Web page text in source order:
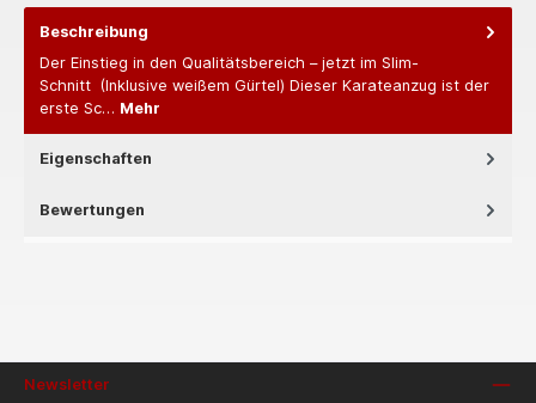
Beschreibung
Der Einstieg in den Qualitätsbereich – jetzt im Slim-
Schnitt (Inklusive weißem Gürtel) Dieser Karateanzug ist der
erste Sc… Mehr
Eigenschaften
Bewertungen
Newsletter